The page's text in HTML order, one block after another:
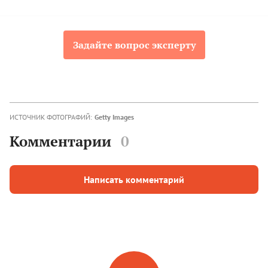
Задайте вопрос эксперту
ИСТОЧНИК ФОТОГРАФИЙ: Getty Images
Комментарии 0
Написать комментарий